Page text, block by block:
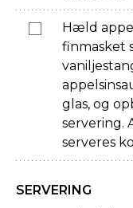
Hæld
finmasket
glas, og
servering.
serveres
SERVERING